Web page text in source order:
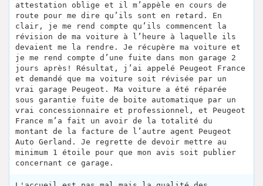
attestation oblige et il m’appèle en cours de
route pour me dire qu’ils sont en retard. En
clair, je me rend compte qu’ils commencent la
révision de ma voiture à l’heure à laquelle ils
devaient me la rendre. Je récupère ma voiture et
je me rend compte d’une fuite dans mon garage 2
jours après! Résultat, j’ai appelé Peugeot France
et demandé que ma voiture soit révisée par un
vrai garage Peugeot. Ma voiture a été réparée
sous garantie fuite de boite automatique par un
vrai concessionnaire et professionnel, et Peugeot
France m’a fait un avoir de la totalité du
montant de la facture de l’autre agent Peugeot
Auto Gerland. Je regrette de devoir mettre au
minimum 1 étoile pour que mon avis soit publier
concernant ce garage.